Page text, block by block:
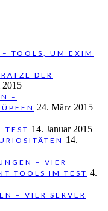
TOOLS, UM EXIM
DER
2015
–
24. März 2015
TEST 14. Januar 2015
14.
– VIER
TOOLS IM TEST 4.
– VIER SERVER